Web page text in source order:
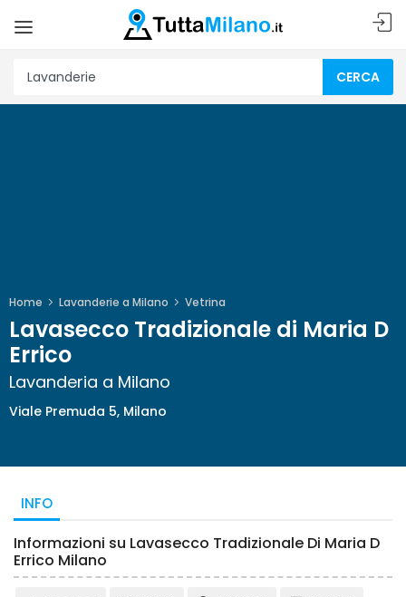
CERCA
Home Lavanderie a Milano Vetrina
Lavasecco Tradizionale di Maria D
Errico
Lavanderia a Milano
Viale Premuda 5, Milano
INFO
Informazioni su Lavasecco Tradizionale Di Maria D
Errico Milano